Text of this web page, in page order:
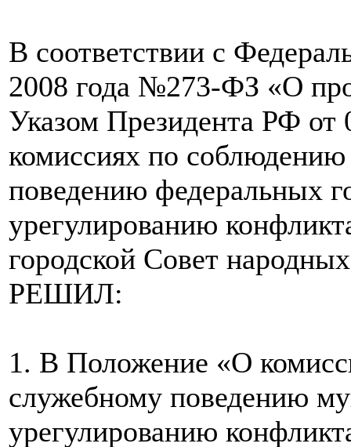
В соответствии с
2008 года №273-ФЗ «О
Указом Президента РФ
комиссиях по
поведению федеральных
урегулированию
городской Совет
РЕШИЛ:
1. В Положение «О
служебному поведению
урегулированию